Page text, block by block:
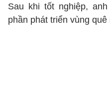
Sau khi tốt nghiệp,
phần phát triển vùng quê